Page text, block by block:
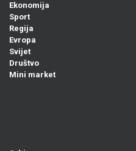
Ekonomija
Sport
Regija
Evropa
Svijet
Društvo
Mini market